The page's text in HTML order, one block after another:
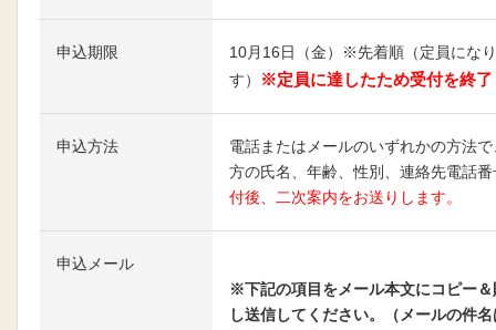
申込期限
10月16日（金）※先着順（定員にな
す）
※定員に達したため受付を終
申込方法
電話またはメールのいずれかの方法
方の氏名、年齢、性別、連絡先電話
付後、二次案内をお送りします。
申込メール
※下記の項目をメール本文にコピー
し送信してください。（メールの件